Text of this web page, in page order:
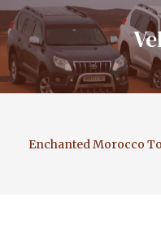
Enchanted Morocco